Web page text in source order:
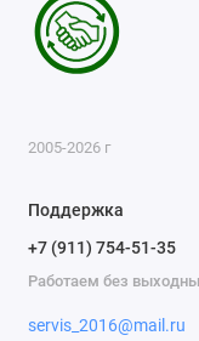
2005-2026 г
Поддержка
+7 (911) 754-51-35
Работаем без
servis_2016@mail.ru